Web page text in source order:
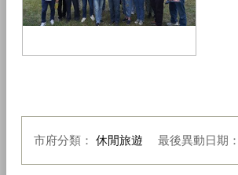
市府分類： 休閒旅遊 最後異動日期：